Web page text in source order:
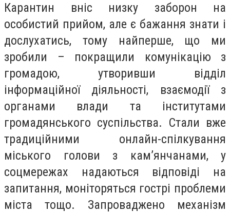
Карантин вніс низку заборон на
особистий прийом, але є бажання знати і
дослухатись, тому найперше, що ми
зробили – покращили комунікацію з
громадою, утворивши відділ
інформаційної діяльності, взаємодії з
органами влади та інститутами
громадянського суспільства. Стали вже
традиційними онлайн-спілкування
міського голови з кам’янчанами, у
соцмережах надаються відповіді на
запитання, моніторяться гострі проблеми
міста тощо. Запроваджено механізм